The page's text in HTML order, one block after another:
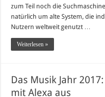
zum Teil noch die
natürlich um alte System, die
Nutzern weltweit genutzt …
Weiterlesen »
Das Musik Jahr
mit Alexa aus